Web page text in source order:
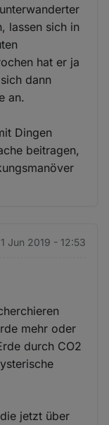
lassen sich in
hat er ja
dann
an.
Dingen
beitragen,
Jun 2019 - 12:53
mehr oder
durch CO2
jetzt über